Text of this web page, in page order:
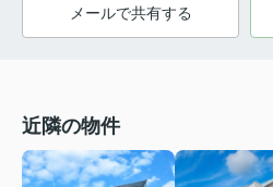
メールで共有する
近隣の物件